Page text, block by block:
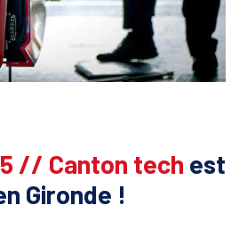
// Canton tech est
Gironde !